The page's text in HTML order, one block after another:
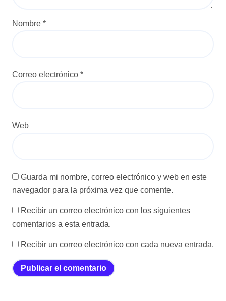
Nombre *
Correo electrónico *
Web
Guarda mi nombre, correo electrónico y web en este
navegador para la próxima vez que comente.
Recibir un correo electrónico con los siguientes
comentarios a esta entrada.
Recibir un correo electrónico con cada nueva entrada.